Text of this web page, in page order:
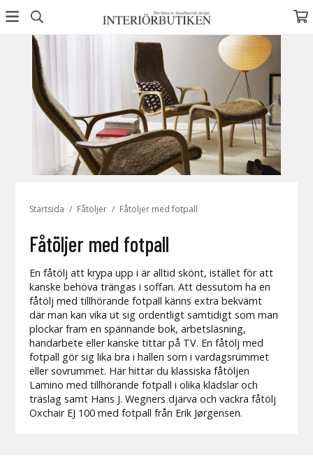
Startsida / Fåtöljer / Fåtöljer med fotpall
Fåtöljer med fotpall
En fåtölj att krypa upp i är alltid skönt, istället för att
kanske behöva trängas i soffan. Att dessutom ha en
fåtölj med tillhörande fotpall känns extra bekvämt
där man kan vika ut sig ordentligt samtidigt som man
plockar fram en spännande bok, arbetsläsning,
handarbete eller kanske tittar på TV. En fåtölj med
fotpall gör sig lika bra i hallen som i vardagsrummet
eller sovrummet. Här hittar du klassiska fåtöljen
Lamino med tillhörande fotpall i olika klädslar och
träslag samt Hans J. Wegners djärva och vackra fåtölj
Oxchair EJ 100 med fotpall från Erik Jørgensen.